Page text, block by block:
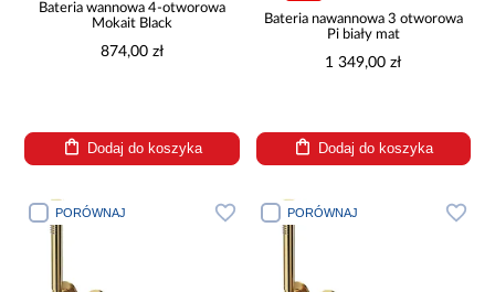
Bateria wannowa 4-otworowa
Mokait Black
874,00 zł
Dodaj do koszyka
Bateria nawannowa 3 otworowa
Pi biały mat
1 349,00 zł
Dodaj do koszyka
PORÓWNAJ PORÓWNAJ